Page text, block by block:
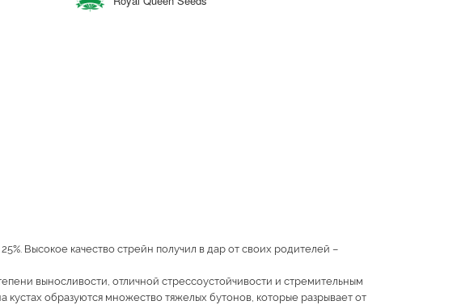
Высокое качество стрейн получил в дар от своих родителей –
выносливости, отличной стрессоустойчивости и стремительным
образуются множество тяжелых бутонов, которые разрывает от